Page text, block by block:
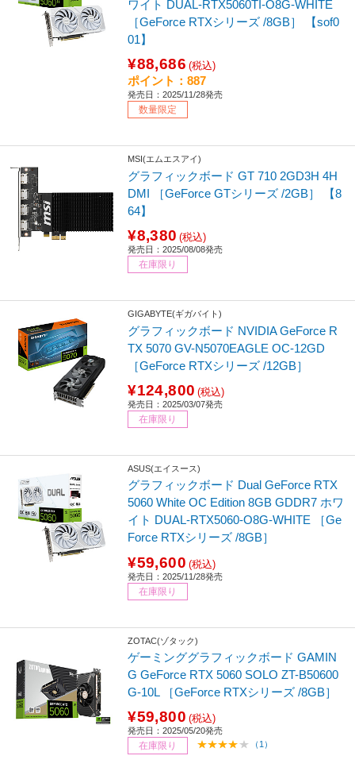
ワイト DUAL-RTX5060TI-O8G-WHITE
［GeForce RTXシリーズ /8GB］ 【sof0
01】
¥88,686 (税込)
ポイント：887
発売日：2025/11/28発売
数量限定
MSI(エムエスアイ)
グラフィックボード GT 710 2GD3H 4H
DMI ［GeForce GTシリーズ /2GB］ 【8
64】
¥8,380 (税込)
発売日：2025/08/08発売
在庫限り
GIGABYTE(ギガバイト)
グラフィックボード NVIDIA GeForce R
TX 5070 GV-N5070EAGLE OC-12GD
［GeForce RTXシリーズ /12GB］
¥124,800 (税込)
発売日：2025/03/07発売
在庫限り
ASUS(エイスース)
グラフィックボード Dual GeForce RTX
5060 White OC Edition 8GB GDDR7 ホワ
イト DUAL-RTX5060-O8G-WHITE ［Ge
Force RTXシリーズ /8GB］
¥59,600 (税込)
発売日：2025/11/28発売
在庫限り
ZOTAC(ゾタック)
ゲーミンググラフィックボード GAMIN
G GeForce RTX 5060 SOLO ZT-B50600
G-10L ［GeForce RTXシリーズ /8GB］
¥59,800 (税込)
発売日：2025/05/20発売
在庫限り （1）